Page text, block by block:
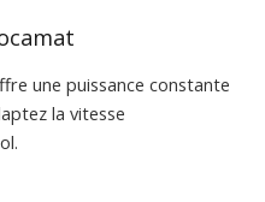
une puissance constante
la vitesse